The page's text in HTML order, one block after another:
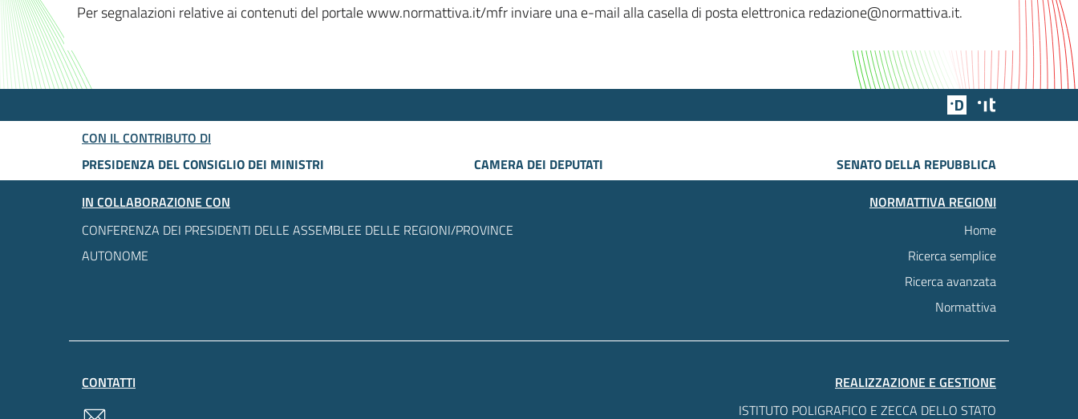
Per segnalazioni relative ai contenuti del portale www.normattiva.it/mfr inviare una e-mail alla casella di posta elettronica redazione@normattiva.it.
Team Digitale
CON IL CONTRIBUTO DI
PRESIDENZA DEL CONSIGLIO DEI MINISTRI
CAMERA DEI DEPUTATI
SENATO DELLA REPUBBLICA
IN COLLABORAZIONE CON
CONFERENZA DEI PRESIDENTI DELLE ASSEMBLEE DELLE REGIONI/PROVINCE
AUTONOME
NORMATTIVA REGIONI
Home
Ricerca semplice
Ricerca avanzata
Normattiva
CONTATTI
REALIZZAZIONE E GESTIONE
ISTITUTO POLIGRAFICO E ZECCA DELLO STATO